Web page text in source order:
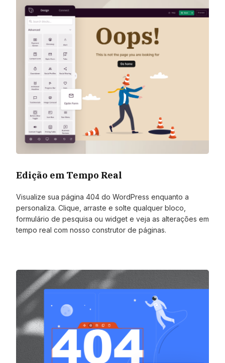
Edição em Tempo Real
Visualize sua página 404 do WordPress enquanto a
personaliza. Clique, arraste e solte qualquer bloco,
formulário de pesquisa ou widget e veja as alterações em
tempo real com nosso construtor de páginas.